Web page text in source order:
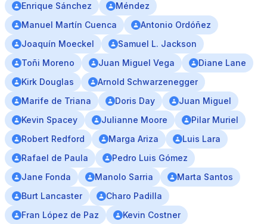
Enrique Sánchez
Méndez
Manuel Martín Cuenca
Antonio Ordóñez
Joaquín Moeckel
Samuel L. Jackson
Toñi Moreno
Juan Miguel Vega
Diane Lane
Kirk Douglas
Arnold Schwarzenegger
Marife de Triana
Doris Day
Juan Miguel
Kevin Spacey
Julianne Moore
Pilar Muriel
Robert Redford
Marga Ariza
Luis Lara
Rafael de Paula
Pedro Luis Gómez
Jane Fonda
Manolo Sarria
Marta Santos
Burt Lancaster
Charo Padilla
Fran López de Paz
Kevin Costner